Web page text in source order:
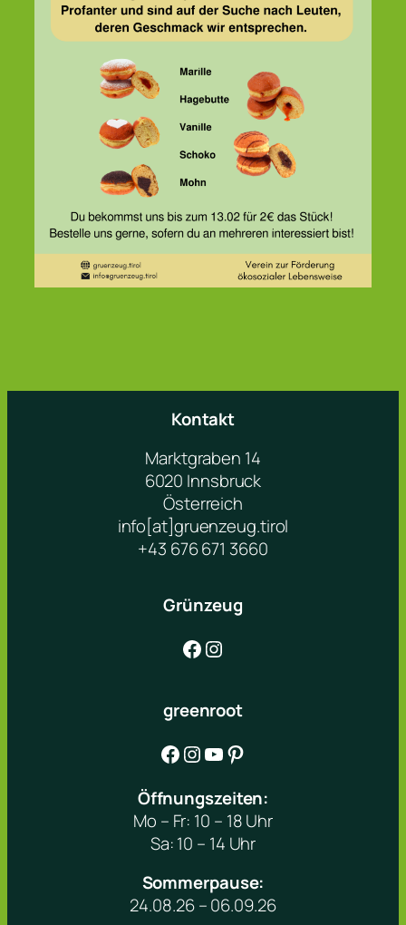
Kontakt
Marktgraben 14
6020 Innsbruck
Österreich
info[at]gruenzeug.tirol
+43 676 671 3660
Grünzeug
Facebook Instagram
greenroot
Facebook Instagram YouTube Pinterest
Öffnungszeiten:
Mo – Fr: 10 – 18 Uhr
Sa: 10 – 14 Uhr
Sommerpause:
24.08.26 – 06.09.26